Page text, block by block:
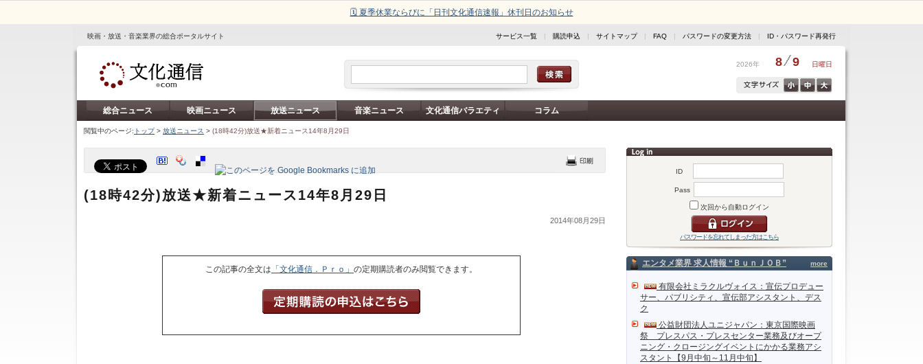
🗓️ 夏季休業ならびに「日刊文化通信速報」休刊日のお知らせ
映画・放送・音楽業界の総合ポータルサイト サービス一覧 | 購読申込 | サイトマップ| FAQ | パスワードの変更方法 | ID・パスワード再発行
2026年 8 9 日曜日
総合ニュース 映画ニュース 放送ニュース 音楽ニュース 文化通信バラエティ コラム
閲覧中のページ: トップ> 放送ニュース > (18時42分)放送★新着ニュース14年8月29日
ID
Pass
次回から自動ログイン
パスワードを忘れてしまった方はこちら
more
エンタメ業界 求人情報 “ＢｕｎＪＯＢ”
有限会社ミラクルヴォイス：宣伝プロデュー
サー、パブリシティ、宣伝部アシスタント、デス
ク
公益財団法人ユニジャパン：東京国際映画
祭 プレスパス・プレスセンター業務及びオープ
ニング・クロージングイベントにかかる業務アシ
スタント【9月中旬～11月中旬】
(18時42分)放送★新着ニュース14年8月29日
2014年08月29日
この記事の全文は 「文化通信．Ｐｒｏ」 の定期購読者のみ閲覧できます。